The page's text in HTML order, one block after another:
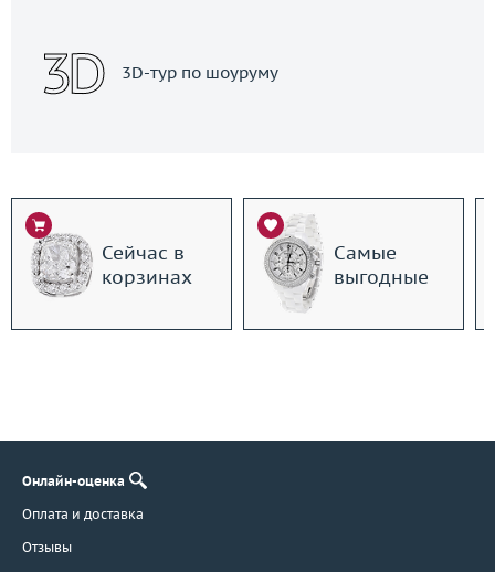
3D-тур по шоуруму
Сейчас в
корзинах
Самые
выгодные
Онлайн-оценка
Оплата и доставка
Отзывы